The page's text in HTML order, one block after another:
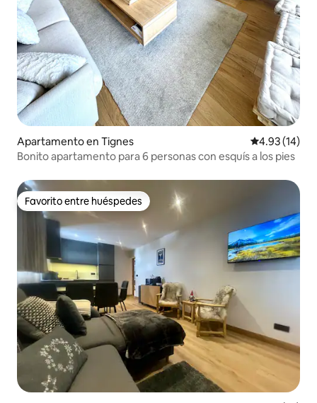
Apartamento en Tignes Calificación
4.93 (14)
Bonito apartamento para 6 personas con esquís a los pies
Favorito entre huéspedes
Favorito entre huéspedes